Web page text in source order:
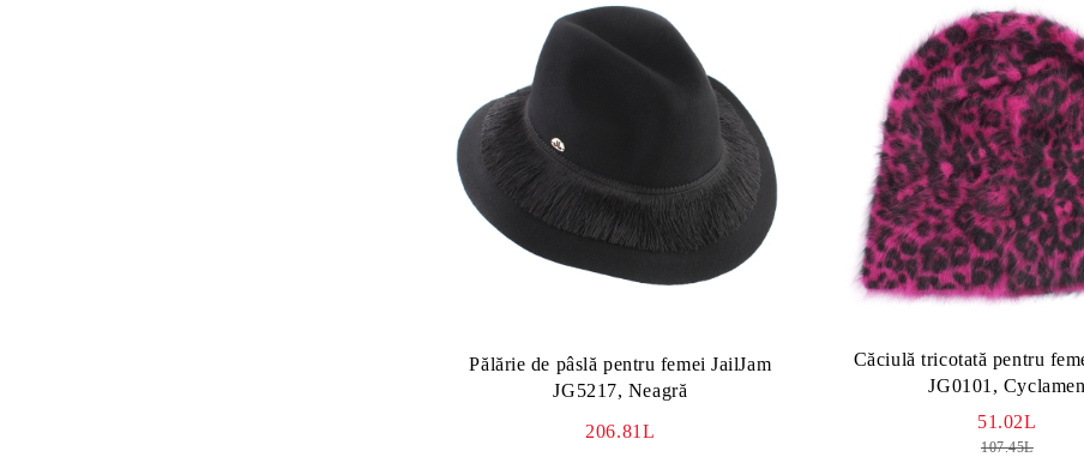
Pălărie de pâslă pentru femei JailJam
JG5217, Neagră
206.81L
Căciulă tricotată pentru
JG0101, Cyclamen
51.02L
107.45L